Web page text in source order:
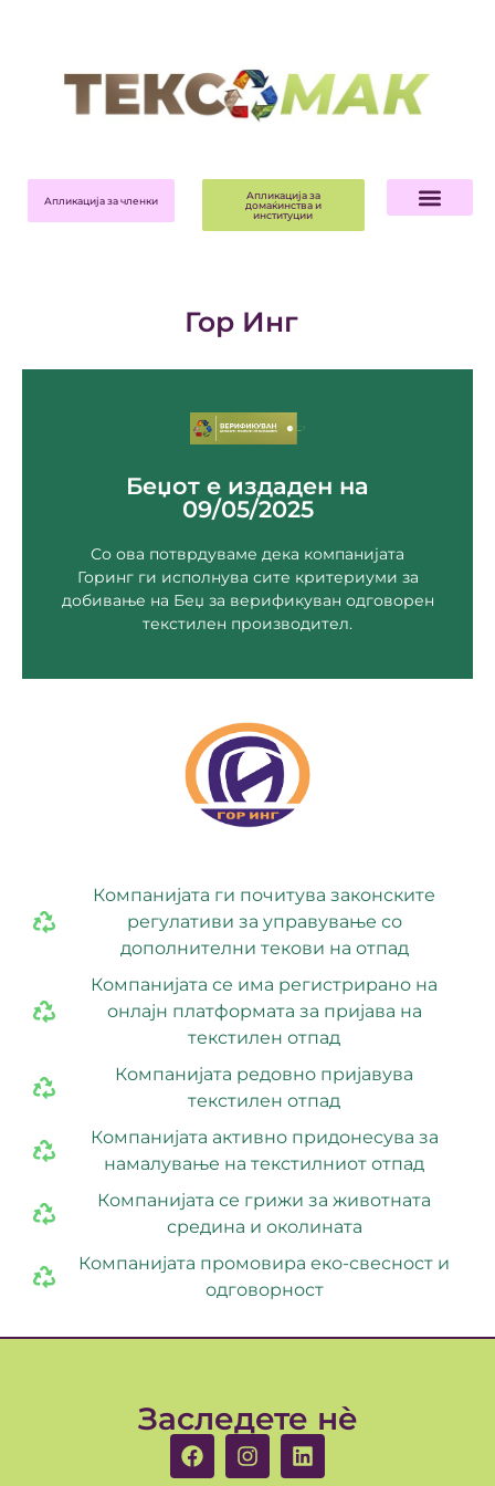
Апликација за членки
Апликација за
домаќинства и
институции
Гор Инг
Беџот е издаден на
09/05/2025
Со ова потврдуваме дека компанијата
Горинг ги исполнува сите критериуми за
добивање на Беџ за верификуван одговорен
текстилен производител.
Гор Инг Битола
11-та Македонска Девизија, Битола 7000,
goringbitola@gmail.com
За компанијата ->
Компанијата ги почитува законските
регулативи за управување со
дополнителни текови на отпад
Компанијата се има регистрирано на
онлајн платформата за пријава на
текстилен отпад
Компанијата редовно пријавува
текстилен отпад
Компанијата активно придонесува за
намалување на текстилниот отпад
Компанијата се грижи за животната
средина и околината
Компанијата промовира еко-свесност и
одговорност
Заследете нè